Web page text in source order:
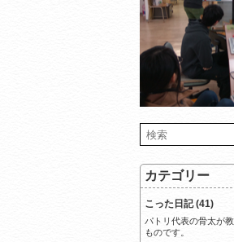
カテゴリー
こった日記 (41)
パトリ代表の骨太が
ものです。